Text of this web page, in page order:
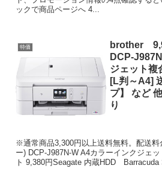
ックで商品ページへ 4...
特価
brother
DCP-
ジェット複
[L判～A4]
プ】 など
り
※通常商品3,300円以上送料無料。配送料
ー) DCP-J987N-W A4カラーインクジェ
ト 9,380円Seagate 内蔵HDD Barracuda